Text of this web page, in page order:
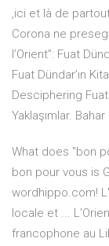
,ici et là de
Corona ne
l’Orient”: Fuat
Fuat Dündar’ın
Desciphering
Yaklaşımlar.
What does "bon
bon pour vous is
wordhippo.com!
locale et ...
francophone au